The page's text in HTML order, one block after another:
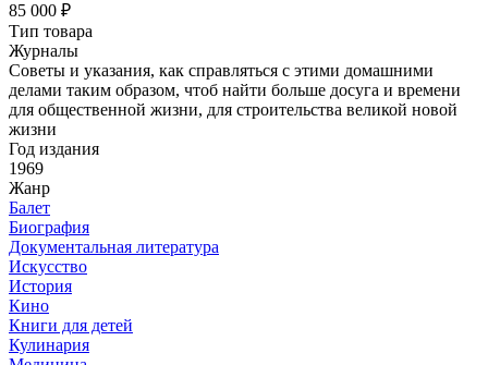
85 000 ₽
Тип товара
Журналы
Советы и указания, как справляться с этими домашними
делами таким образом, чтоб найти больше досуга и времени
для общественной жизни, для строительства великой новой
жизни
Год издания
1969
Жанр
Балет
Биография
Документальная литература
Искусство
История
Кино
Книги для детей
Кулинария